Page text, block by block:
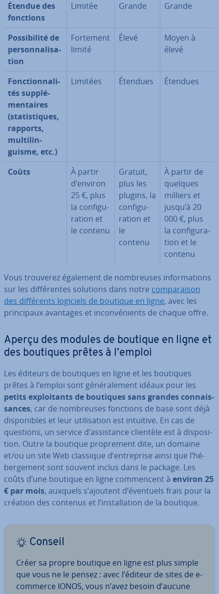
Étendue des
fonctions
Limitée Grande Grande
Pos­si­bi­lité de
per­son­na­li­sa­
tion
Fortement
limité
Élevé
Moyen à
élevé
Fonc­tion­na­li­
tés sup­plé­
men­taires
(sta­tis­tiques,
rapports,
mul­ti­lin­
guisme, etc.)
Limitées Étendues Étendues
Coûts
À partir
d’environ
25 €, plus
la con­fi­gu­
ra­tion et
le contenu
Gratuit,
plus les
plugins, la
con­fi­gu­
ra­tion et
le
contenu
À partir de
quelques
milliers et
jusqu’à 20
000 €, plus
la con­fi­gu­ra­
tion et le
contenu
Vous trouverez également de nom­breuses in­for­ma­tions
sur les dif­fé­rentes solutions dans notre com­pa­rai­son
des dif­fé­rents logiciels de boutique en ligne, avec les
prin­ci­paux avantages et in­con­vé­nients de chaque offre.
Aperçu des modules de boutique en ligne et
des boutiques prêtes à l’emploi
Les éditeurs de boutiques en ligne et les boutiques
prêtes à l’emploi sont gé­né­ra­le­ment idéaux pour les
petits ex­ploi­tants de boutiques sans grandes con­nais­
sances, car de nom­breuses fonctions de base sont déjà
dis­po­nibles et leur uti­li­sa­tion est intuitive. En cas de
questions, un service d’as­sis­tance clientèle est à dis­po­si­
tion. Outre la boutique pro­pre­ment dite, un domaine
et/ou un site Web classique d’en­tre­prise ainsi que l’hé­
ber­ge­ment sont souvent inclus dans le package. Les
coûts d’une boutique en ligne com­men­cent à environ 25
€ par mois, auxquels s’ajoutent d’éventuels frais pour la
création des contenus et l’ins­tal­la­tion de la boutique.
Conseil
Créer sa propre boutique en ligne est plus simple
que vous ne le pensez : avec l’éditeur de sites de e-
commerce IONOS, vous n’avez besoin d’aucune